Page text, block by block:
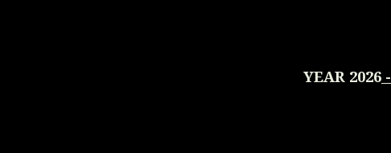
YEAR 2026 -